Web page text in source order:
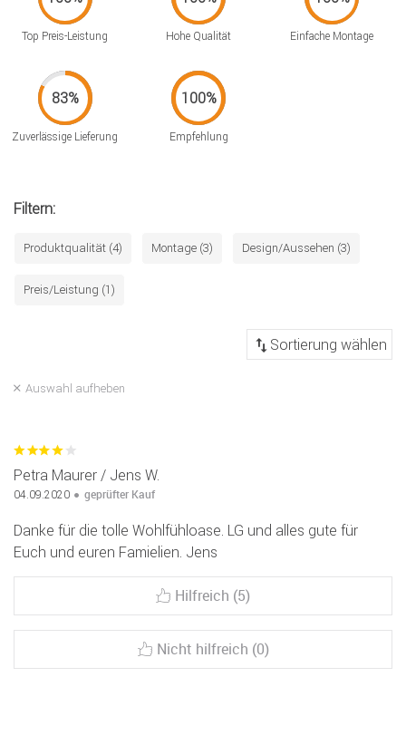
Top Preis-Leistung Hohe Qualität Einfache Montage
Zuverlässige Lieferung Empfehlung
Filtern:
Produktqualität (4) Montage (3) Design/Aussehen (3)
Preis/Leistung (1)
Auswahl aufheben
Petra Maurer / Jens W.
04.09.2020 geprüfter Kauf
Danke für die tolle Wohlfühloase. LG und alles gute für
Euch und euren Famielien. Jens
Hilfreich (5)
Nicht hilfreich (0)